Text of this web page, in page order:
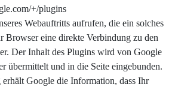
+/plugins
Webauftritts aufrufen, die ein solches
Browser eine direkte Verbindung zu den
Der Inhalt des Plugins wird von Google
übermittelt und in die Seite eingebunden.
Google die Information, dass Ihr